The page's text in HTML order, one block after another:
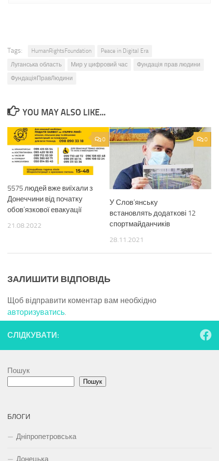
Tags: HumanRightsFoundation
Peace in Digital Era
Луганська область
Мир у цифровий час
Фундація прав людини
ФундаціяПравЛюдини
YOU MAY ALSO LIKE...
0
5575 людей вже виїхали з
Донеччини від початку
обов’язкової евакуації
21.08.2022
0
У Слов’янську
встановлять додаткові 12
спортмайданчиків
28.11.2021
ЗАЛИШИТИ ВІДПОВІДЬ
Щоб відправити коментар вам необхідно
авторизуватись
СЛІДКУВАТИ:
Пошук
Пошук
БЛОГИ
Дніпропетровська
Донецька